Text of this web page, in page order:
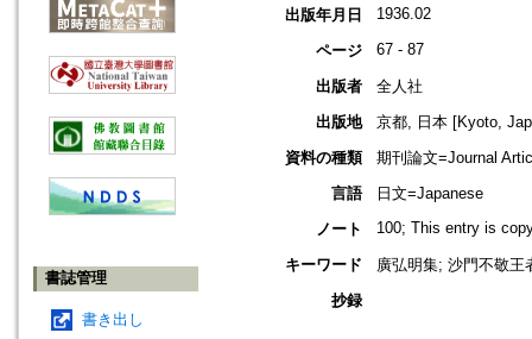
書誌管理
書き出し
出版年月日 1936.02
ページ 67 - 87
出版者
全人社
出版地
京都, 日本 [Kyoto,
資料の種類
期刊論文=Journal
言語
日文=Japanese
ノート
100; This entry is
キーワード
廣弘明集; 沙門不敬
抄録